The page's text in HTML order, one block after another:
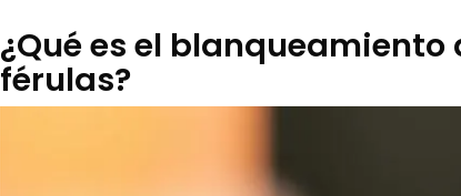
¿Qué es el
férulas?